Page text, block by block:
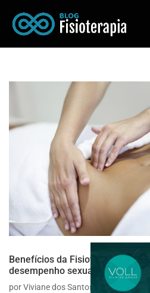
Benefícios da Fisioterapia
desempenho sexual
porViviane dos Santos Souza maio